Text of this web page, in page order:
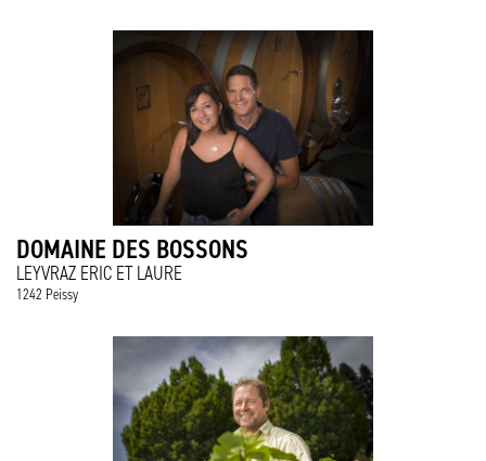
DOMAINE DES BOSSONS
LEYVRAZ ERIC ET LAURE
1242 Peissy